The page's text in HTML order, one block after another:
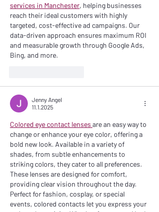
services in Manchester, helping businesses
reach their ideal customers with highly
targeted, cost-effective ad campaigns. Our
data-driven approach ensures maximum ROI
and measurable growth through Google Ads,
Bing, and more.
Jenny Angel
11.1.2025
Colored eye contact lenses are an easy way to
change or enhance your eye color, offering a
bold new look. Available in a variety of
shades, from subtle enhancements to
striking colors, they cater to all preferences.
These lenses are designed for comfort,
providing clear vision throughout the day.
Perfect for fashion, cosplay, or special
events, colored contacts let you express your